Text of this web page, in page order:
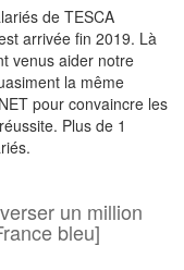
de TESCA
arrivée fin 2019. Là
venus aider notre
la même
pour convaincre les
Plus de 1
un million
bleu]